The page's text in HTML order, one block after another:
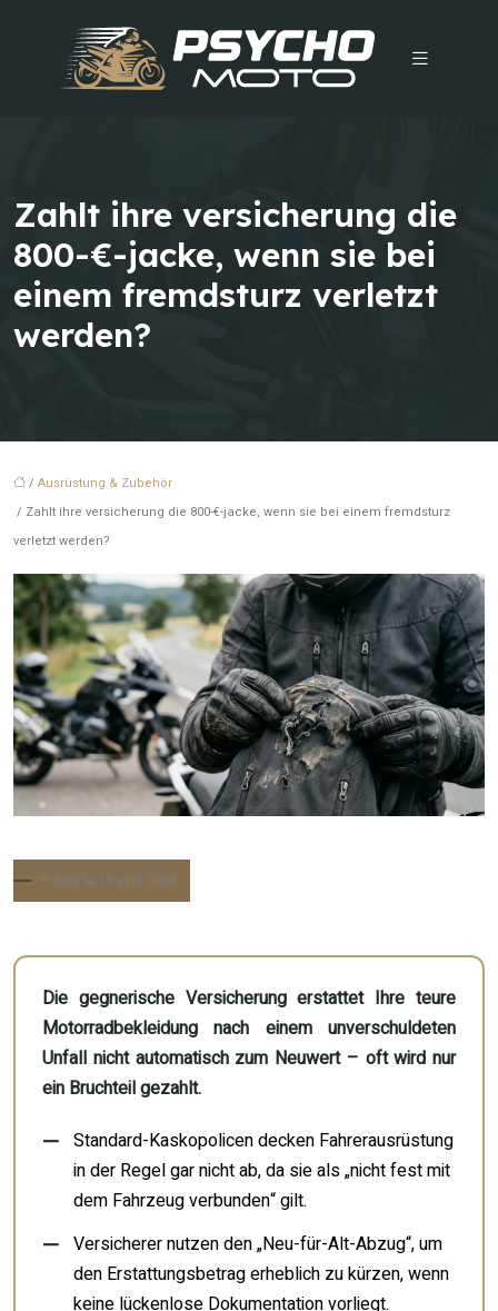
Zahlt ihre versicherung die
800-€-jacke, wenn sie bei
einem fremdsturz verletzt
werden?
/ Ausrüstung & Zubehör
/ Zahlt ihre versicherung die 800-€-jacke, wenn sie bei einem fremdsturz
verletzt werden?
Publié le 15 avril 2024
Die gegnerische Versicherung erstattet Ihre teure
Motorradbekleidung nach einem unverschuldeten
Unfall nicht automatisch zum Neuwert – oft wird nur
ein Bruchteil gezahlt.
Standard-Kaskopolicen decken Fahrerausrüstung
in der Regel gar nicht ab, da sie als „nicht fest mit
dem Fahrzeug verbunden“ gilt.
Versicherer nutzen den „Neu-für-Alt-Abzug“, um
den Erstattungsbetrag erheblich zu kürzen, wenn
keine lückenlose Dokumentation vorliegt.